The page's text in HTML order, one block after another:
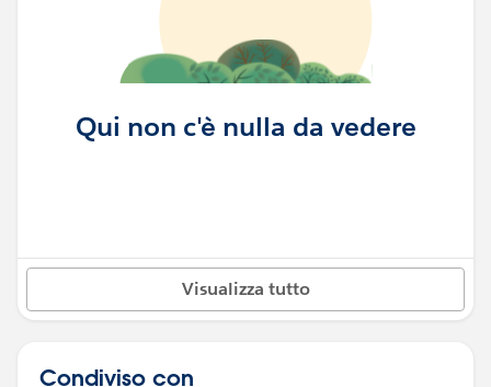
Qui non c'è nulla da vedere
Visualizza tutto
Condiviso con